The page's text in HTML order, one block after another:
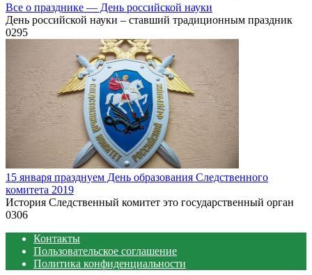
Все о празднике — День российской науки
День российской науки – ставший традиционным праздник
0295
15 января празднуем День образования Следственного
комитета 2019
История Следственный комитет это государственный орган
0306
Контакты
Пользовательское соглашение
Политика конфиденциальности